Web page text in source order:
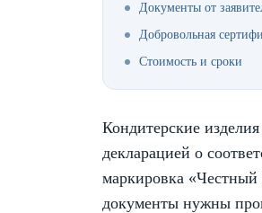
Документы от
Добровольная
Стоимость и сроки
Кондитерские
декларацией о
маркировка «Честный
документы нужны